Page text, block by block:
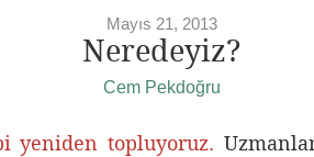
Mayıs 21, 2013
Neredeyiz?
Cem Pekdoğru
yeniden topluyoruz.